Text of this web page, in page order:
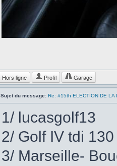
Hors ligne Profil Garage
Sujet du message: Re: #15th ELECTION DE LA
1/ lucasgolf13
2/ Golf IV tdi
3/ Marseille-